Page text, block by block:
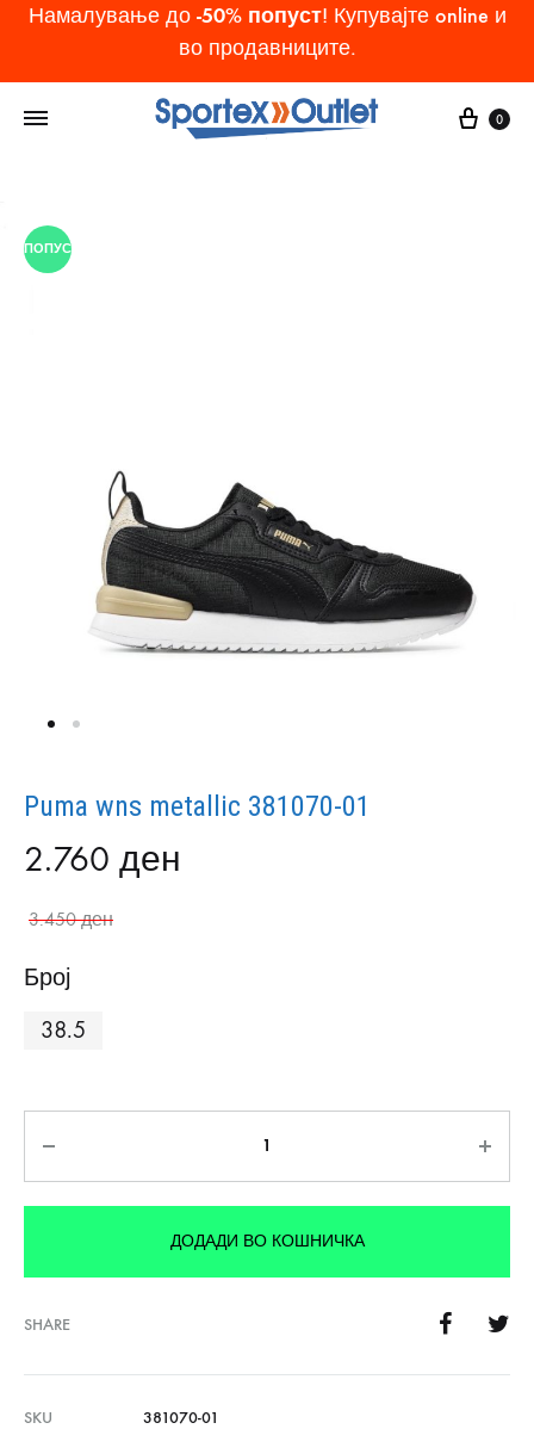
Намалување до -50% попуст! Купувајте online и
во продавниците.
Cart
0
ПОПУСТ
Puma wns metallic 381070-01
2.760 ден
3.450ден
Број
38.5
ДОДАДИ ВО КОШНИЧКА
SHARE
SKU
381070-01